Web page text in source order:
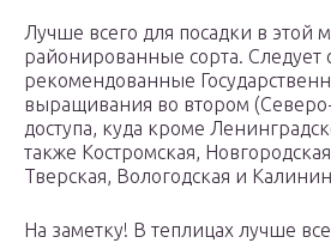
Лучше всего для посадки в этой
районированные сорта. Следует
рекомендованные
выращивания во втором
доступа, куда кроме
также Костромская,
Тверская, Вологодская и
На заметку! В теплицах лучше